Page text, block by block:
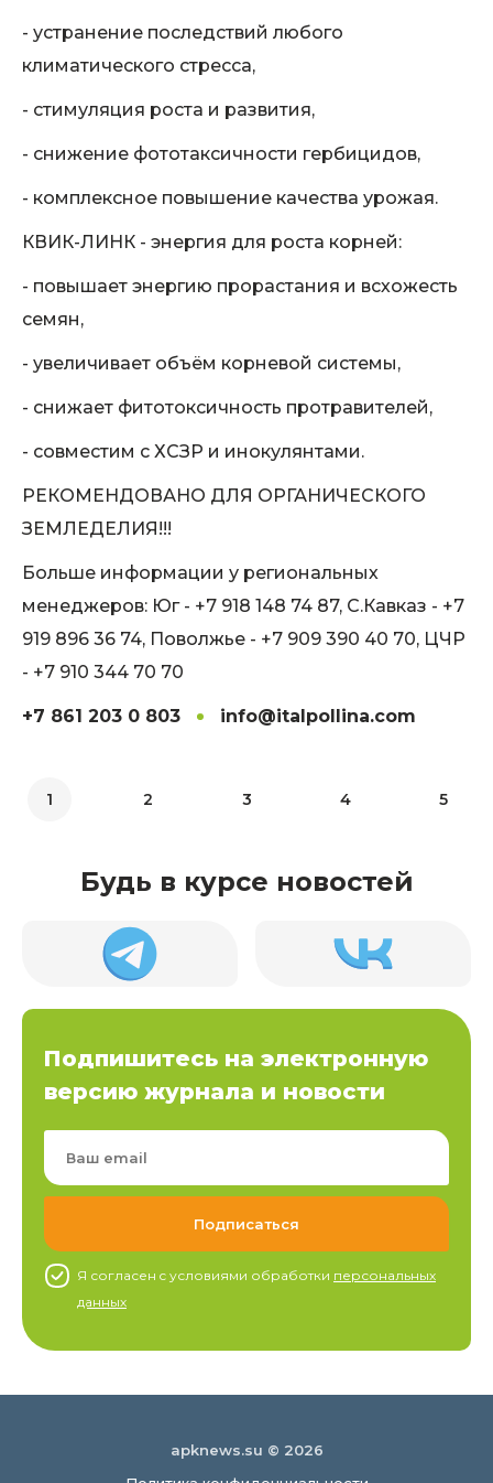
- устранение последствий любого
климатического стресса,
- стимуляция роста и развития,
- снижение фототаксичности гербицидов,
- комплексное повышение качества урожая.
КВИК-ЛИНК - энергия для роста корней:
- повышает энергию прорастания и всхожесть
семян,
- увеличивает объём корневой системы,
- снижает фитотоксичность протравителей,
- совместим с ХСЗР и инокулянтами.
РЕКОМЕНДОВАНО ДЛЯ ОРГАНИЧЕСКОГО
ЗЕМЛЕДЕЛИЯ!!!
Больше информации у региональных
менеджеров: Юг - +7 918 148 74 87, С.Кавказ - +7
919 896 36 74, Поволжье - +7 909 390 40 70, ЦЧР
- +7 910 344 70 70
+7 861 203 0 803 info@italpollina.com
1 2 3 4 5
Будь в курсе новостей
Подпишитесь на электронную
версию журнала и новости
Я согласен c условиями обработки персональных
данных
apknews.su © 2026